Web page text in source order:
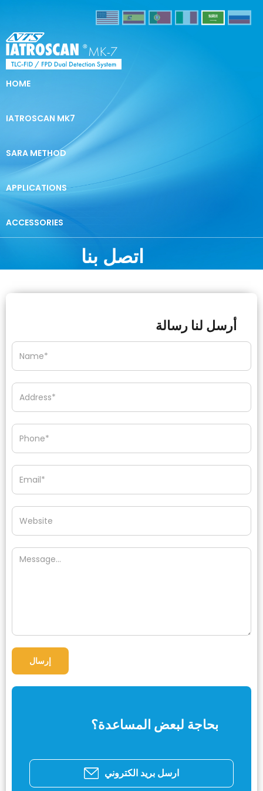
HOME
IATROSCAN MK7
SARA METHOD
APPLICATIONS
ACCESSORIES
اتصل بنا
أرسل لنا رسالة
ارسل بريد الكتروني